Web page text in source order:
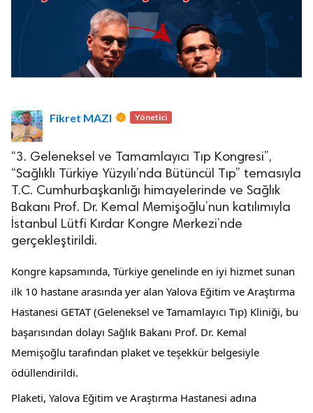
Asayiş
Saklıdır.
Fikret MAZI Yönetici
“3. Geleneksel ve Tamamlayıcı Tıp Kongresi”,
“Sağlıklı Türkiye Yüzyılı’nda Bütüncül Tıp” temasıyla
T.C. Cumhurbaşkanlığı himayelerinde ve Sağlık
Bakanı Prof. Dr. Kemal Memişoğlu’nun katılımıyla
İstanbul Lütfi Kırdar Kongre Merkezi’nde
gerçekleştirildi.
Kongre kapsamında, Türkiye genelinde en iyi hizmet sunan
ilk 10 hastane arasında yer alan Yalova Eğitim ve Araştırma
Hastanesi GETAT (Geleneksel ve Tamamlayıcı Tıp) Kliniği, bu
başarısından dolayı Sağlık Bakanı Prof. Dr. Kemal
Memişoğlu tarafından plaket ve teşekkür belgesiyle
ödüllendirildi.
Plaketi, Yalova Eğitim ve Araştırma Hastanesi adına